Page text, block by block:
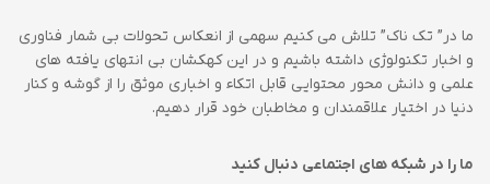
ما در” تک ناک” تلاش می کنیم سهمی از انعکاس تحولات بی شمار فناوری
و اخبار تکنولوژی داشته باشیم و در این کهکشان بی انتهای یافته های
علمی و دانش محور محتوایی قابل اتکاء و اخباری موثق را از گوشه و کنار
دنیا در اختیار علاقمندان و مخاطبان خود قرار دهیم.
ما را در شبکه های اجتماعی دنبال کنید